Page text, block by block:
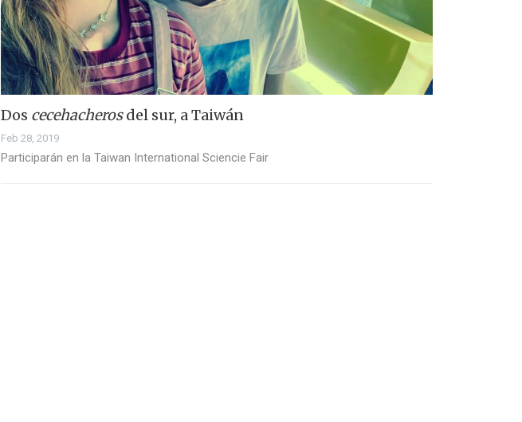
Dos cecehacherosdel sur, a Taiwán
Feb 28, 2019
Participarán en la Taiwan International Sciencie Fair